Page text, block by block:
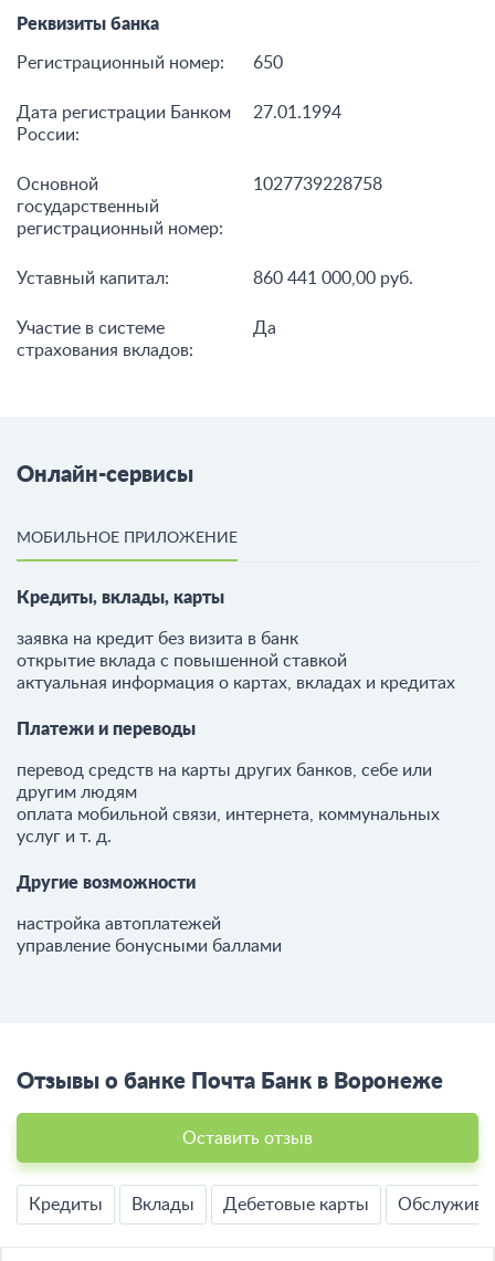
Реквизиты банка
Регистрационный номер: 650
Дата регистрации Банком
России:
27.01.1994
Основной
государственный
регистрационный номер:
1027739228758
Уставный капитал: 860 441 000,00 руб.
Участие в системе
страхования вкладов:
Да
Онлайн-сервисы
МОБИЛЬНОЕ ПРИЛОЖЕНИЕ
Кредиты, вклады, карты
заявка на кредит без визита в банк
открытие вклада с повышенной ставкой
актуальная информация о картах, вкладах и кредитах
Платежи и переводы
перевод средств на карты других банков, себе или
другим людям
оплата мобильной связи, интернета, коммунальных
услуг и т. д.
Другие возможности
настройка автоплатежей
управление бонусными баллами
Отзывы о банке Почта Банк в Воронеже
Оставить отзыв
Кредиты Вклады Дебетовые карты